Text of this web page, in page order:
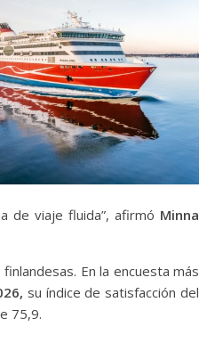
de viaje fluida”, afirmó Minna
En la encuesta más
su índice de satisfacción del
75,9.